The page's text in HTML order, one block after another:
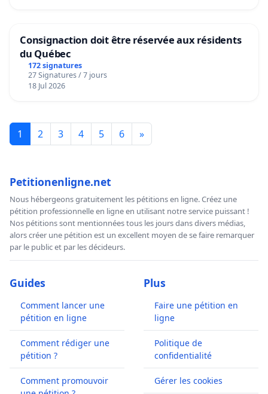
Consignaction doit être réservée aux résidents
du Québec
172 signatures
27 Signatures / 7 jours
18 Jul 2026
1 2 3 4 5 6 »
Petitionenligne.net
Nous hébergeons gratuitement les pétitions en ligne. Créez une
pétition professionnelle en ligne en utilisant notre service puissant !
Nos pétitions sont mentionnées tous les jours dans divers médias,
alors créer une pétition est un excellent moyen de se faire remarquer
par le public et par les décideurs.
Guides
Comment lancer une
pétition en ligne
Comment rédiger une
pétition ?
Comment promouvoir
Plus
Faire une pétition en
ligne
Politique de
confidentialité
Gérer les cookies